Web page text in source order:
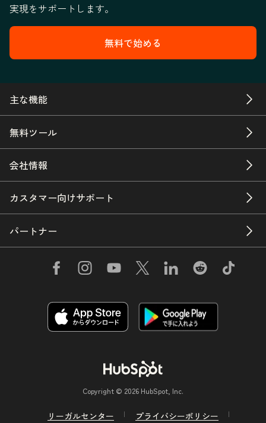
実現をサポートします。
無料で始める
主な機能
無料ツール
会社情報
カスタマー向けサポート
パートナー
Copyright © 2026 HubSpot, Inc.
リーガルセンター
プライバシーポリシー